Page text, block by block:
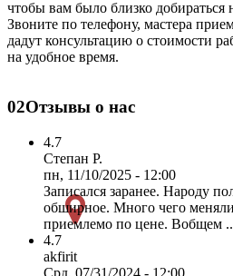
чтобы вам было близко
Звоните по телефону, мастера
дадут консультацию о стоимости
на удобное время.
02Отзывы о нас
4.7
Степан Р.
пн, 11/10/2025 - 12:00
Записался заранее. Народу
обширное. Много чего
приемлемо по цене. Вобщем
4.7
akfirit
Срд, 07/31/2024 - 12:00